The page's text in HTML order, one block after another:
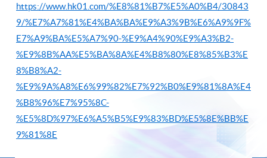
https://www.hk01.com/%E8%81%B7%E5%A0%B4/30843
9/%E7%A7%81%E4%BA%BA%E9%A3%9B%E6%A9%9F%
E7%A9%BA%E5%A7%90-%E9%A4%90%E9%A3%B2-
%E9%8B%AA%E5%BA%8A%E4%B8%80%E8%85%B3%E
8%B8%A2-
%E9%9A%A8%E6%99%82%E7%92%B0%E9%81%8A%E4
%B8%96%E7%95%8C-
%E5%8D%97%E6%A5%B5%E9%83%BD%E5%8E%BB%E
9%81%8E